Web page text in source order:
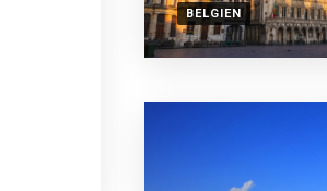
BELGIEN